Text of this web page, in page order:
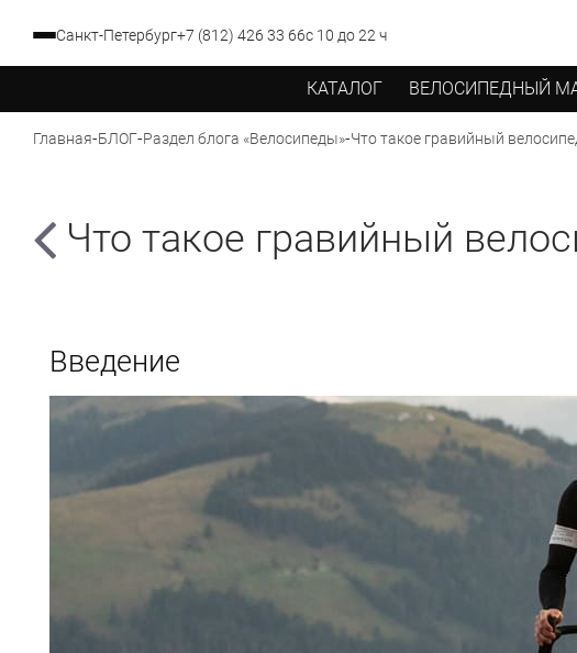
Санкт-Петербург+7 (812) 426 33 66с 10 до 22 ч
КАТАЛОГ ВЕЛОСИПЕДНЫЙ
Главная-БЛОГ-Раздел блога «Велосипеды»-Что такое гравийный
Что такое гравийный
Введение